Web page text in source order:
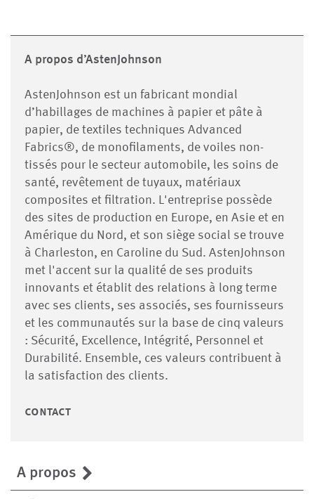
A propos d’AstenJohnson
AstenJohnson est un fabricant mondial
d’habillages de machines à papier et pâte à
papier, de textiles techniques Advanced
Fabrics®, de monofilaments, de voiles non-
tissés pour le secteur automobile, les soins de
santé, revêtement de tuyaux, matériaux
composites et filtration. L'entreprise possède
des sites de production en Europe, en Asie et en
Amérique du Nord, et son siège social se trouve
à Charleston, en Caroline du Sud. AstenJohnson
met l'accent sur la qualité de ses produits
innovants et établit des relations à long terme
avec ses clients, ses associés, ses fournisseurs
et les communautés sur la base de cinq valeurs
: Sécurité, Excellence, Intégrité, Personnel et
Durabilité. Ensemble, ces valeurs contribuent à
la satisfaction des clients.
contact
A propos